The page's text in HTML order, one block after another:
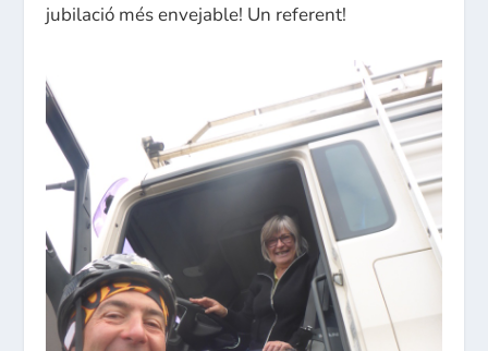
jubilació més envejable! Un referent!